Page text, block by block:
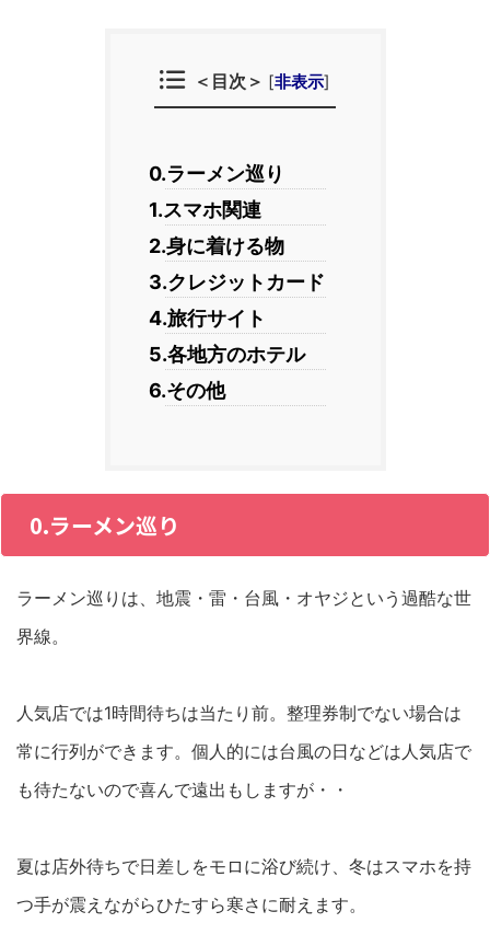
＜目次＞ [非表示]
0.ラーメン巡り
1.スマホ関連
2.身に着ける物
3.クレジットカード
4.旅行サイト
5.各地方のホテル
6.その他
0.ラーメン巡り
ラーメン巡りは、地震・雷・台風・オヤジという過酷な世
界線。
人気店では1時間待ちは当たり前。整理券制でない場合は
常に行列ができます。個人的には台風の日などは人気店で
も待たないので喜んで遠出もしますが・・
夏は店外待ちで日差しをモロに浴び続け、冬はスマホを持
つ手が震えながらひたすら寒さに耐えます。